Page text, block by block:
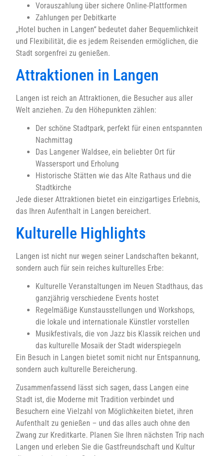
Vorauszahlung über sichere Online-Plattformen
Zahlungen per Debitkarte
„Hotel buchen in Langen“ bedeutet daher Bequemlichkeit
und Flexibilität, die es jedem Reisenden ermöglichen, die
Stadt sorgenfrei zu genießen.
Attraktionen in Langen
Langen ist reich an Attraktionen, die Besucher aus aller
Welt anziehen. Zu den Höhepunkten zählen:
Der schöne Stadtpark, perfekt für einen entspannten
Nachmittag
Das Langener Waldsee, ein beliebter Ort für
Wassersport und Erholung
Historische Stätten wie das Alte Rathaus und die
Stadtkirche
Jede dieser Attraktionen bietet ein einzigartiges Erlebnis,
das Ihren Aufenthalt in Langen bereichert.
Kulturelle Highlights
Langen ist nicht nur wegen seiner Landschaften bekannt,
sondern auch für sein reiches kulturelles Erbe:
Kulturelle Veranstaltungen im Neuen Stadthaus, das
ganzjährig verschiedene Events hostet
Regelmäßige Kunstausstellungen und Workshops,
die lokale und internationale Künstler vorstellen
Musikfestivals, die von Jazz bis Klassik reichen und
das kulturelle Mosaik der Stadt widerspiegeln
Ein Besuch in Langen bietet somit nicht nur Entspannung,
sondern auch kulturelle Bereicherung.
Zusammenfassend lässt sich sagen, dass Langen eine
Stadt ist, die Moderne mit Tradition verbindet und
Besuchern eine Vielzahl von Möglichkeiten bietet, ihren
Aufenthalt zu genießen – und das alles auch ohne den
Zwang zur Kreditkarte. Planen Sie Ihren nächsten Trip nach
Langen und erleben Sie die Gastfreundschaft und Kultur